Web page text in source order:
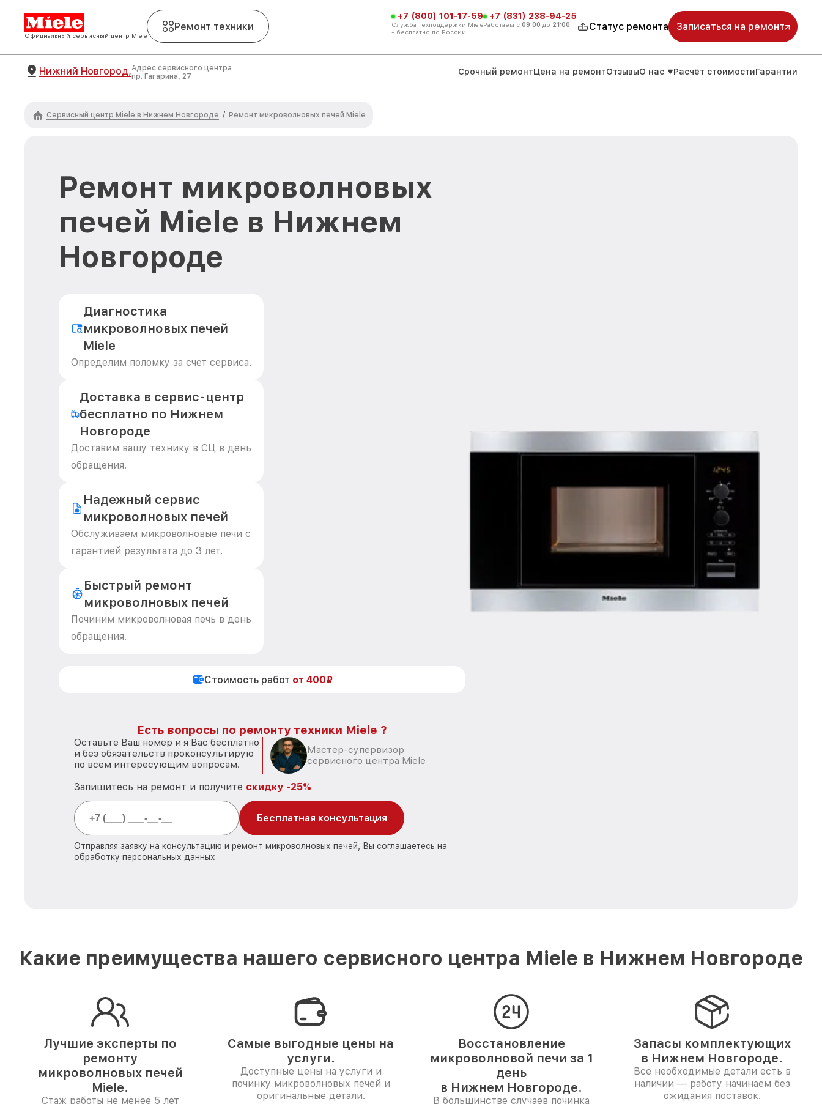
Официальный сервисный центр Miele
Ремонт техники
+7 (800) 101-17-59
Служба техподдержки Miele
- бесплатно по России
+7 (831) 238-94-25
Работаем с 09:00 до 21:00 Статус ремонта Записаться на ремонт
Нижний Новгород,Адрес сервисного центра
пр. Гагарина, 27
Срочный ремонтЦена на ремонтОтзывыО нас Расчёт стоимостиГарантии
Сервисный центр Miele в Нижнем Новгороде / Ремонт микроволновых печей Miele
Ремонт микроволновых
печей Miele в Нижнем
Новгороде
Диагностика
микроволновых печей
Miele
Определим поломку за счет сервиса.
Доставка в сервис-центр
бесплатно по Нижнем
Новгороде
Доставим вашу технику в СЦ в день
обращения.
Надежный сервис
микроволновых печей
Обслуживаем микроволновые печи с
гарантией результата до 3 лет.
Быстрый ремонт
микроволновых печей
Починим микроволновая печь в день
обращения.
Стоимость работ от 400₽
Есть вопросы по ремонту техники Miele ?
Оставьте Ваш номер и я Вас бесплатно
и без обязательств проконсультирую
по всем интересующим вопросам.
Мастер-супервизор
сервисного центра Miele
Запишитесь на ремонт и получите скидку -25%
Бесплатная консультация
Отправляя заявку на консультацию и ремонт микроволновых печей, Вы соглашаетесь на
обработку персональных данных
Какие преимущества нашего сервисного центра Miele в Нижнем Новгороде
Лучшие эксперты по
ремонту
микроволновых печей
Miele.
Стаж работы не менее 5 лет
Самые выгодные цены на
услуги.
Доступные цены на услуги и
починку микроволновых печей и
оригинальные детали.
Восстановление
микроволновой печи за 1
день
в Нижнем Новгороде.
В большинстве случаев починка
Запасы комплектующих
в Нижнем Новгороде.
Все необходимые детали есть в
наличии — работу начинаем без
ожидания поставок.